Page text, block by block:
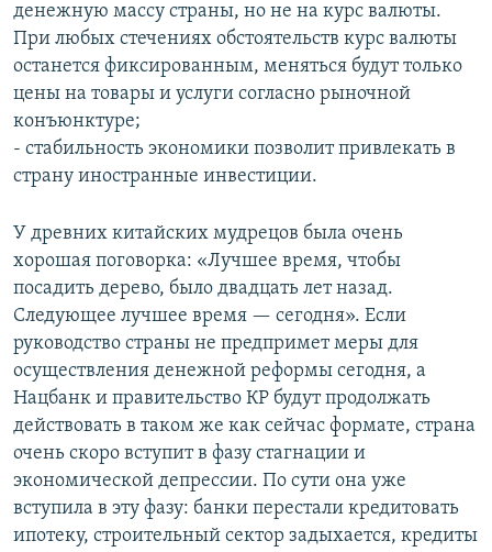
денежную массу страны, но не на курс валюты.
При любых стечениях обстоятельств курс валюты
останется фиксированным, меняться будут только
цены на товары и услуги согласно рыночной
конъюнктуре;
- стабильность экономики позволит привлекать в
страну иностранные инвестиции.
У древних китайских мудрецов была очень
хорошая поговорка: «Лучшее время, чтобы
посадить дерево, было двадцать лет назад.
Следующее лучшее время — сегодня». Если
руководство страны не предпримет меры для
осуществления денежной реформы сегодня, а
Нацбанк и правительство КР будут продолжать
действовать в таком же как сейчас формате, страна
очень скоро вступит в фазу стагнации и
экономической депрессии. По сути она уже
вступила в эту фазу: банки перестали кредитовать
ипотеку, строительный сектор задыхается, кредиты